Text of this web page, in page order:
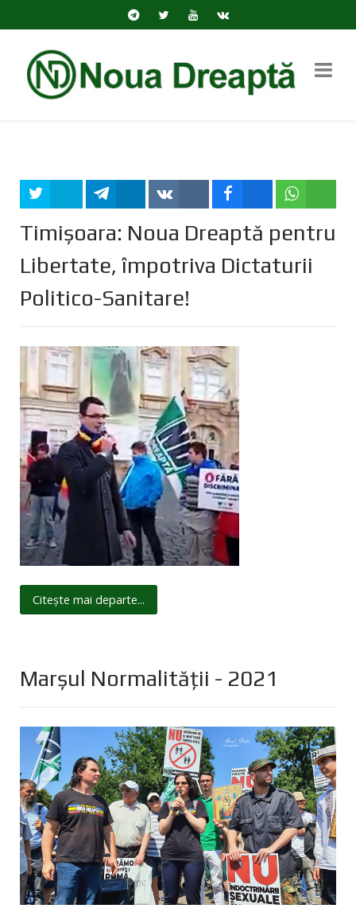
Timișoara: Noua Dreaptă pentru
Libertate, împotriva Dictaturii
Politico-Sanitare!
Citește mai departe...
Marșul Normalității - 2021